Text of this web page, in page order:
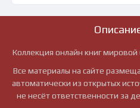
Коллекция онлайн книг
Все материалы на сайте
автоматически из открытых
не несёт ответственности за